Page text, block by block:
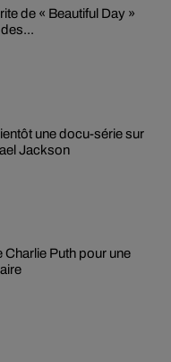
de « Beautiful Day »
une docu-série sur
Jackson
Charlie Puth pour une